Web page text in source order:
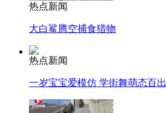
热点新闻
大白鲨腾空捕食猎物
热点新闻
一岁宝宝爱模仿 学街舞萌态百出